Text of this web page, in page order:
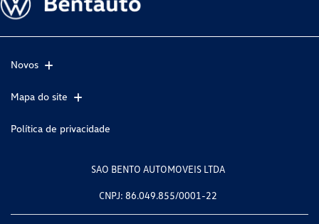
Novos
Mapa do site
Política de privacidade
SAO BENTO AUTOMOVEIS LTDA
CNPJ: 86.049.855/0001-22